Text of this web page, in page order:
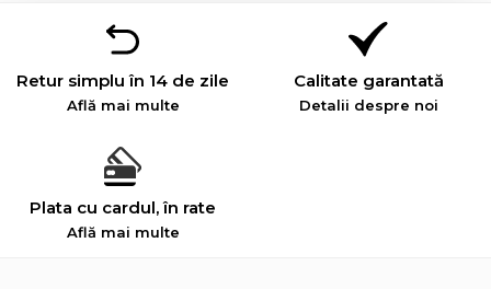
Retur simplu în 14 de zile
Află mai multe
Calitate garantată
Detalii despre noi
Plata cu cardul, în rate
Află mai multe